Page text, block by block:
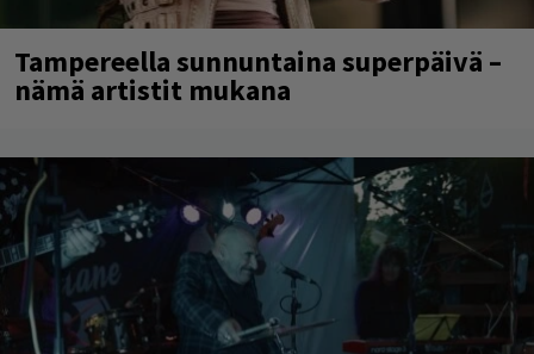
Tampereella sunnuntaina superpäivä –
nämä artistit mukana